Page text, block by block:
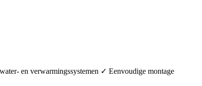
en verwarmingssystemen ✓ Eenvoudige montage